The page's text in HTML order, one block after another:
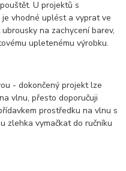
U projektů s
vhodné uplést a vyprat ve
na zachycení barev,
upletenému výrobku.
- dokončený projekt lze
vlnu, přesto doporučuji
prostředku na vlnu s
zlehka vymačkat do ručníku